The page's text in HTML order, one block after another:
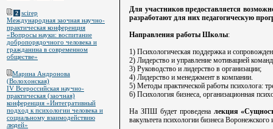
Для участников предоставляется
разработают для них педагогическую
Направления работы Школы:
1) Психологическая поддержка и
2) Лидерство и управление мотивацией
3) Руководство и лидерство в организации;
4) Лидерство и менеджмент в компании.
5) Методы практической работы психолога:
6) Психология бизнеса, организационная
На ЗПШ будет проведена лекция
вакультета психологии бизнеса
2 scirep
Международная заочная научно-
практическая конференция
«Вопросы науки: воспитание
добропорядочного человека и
гражданина в современном
обществе»
Марина Андронова
(Волохонская)
IV Всероссийская научно-
практическая (заочная)
конференция «Интегративный
подход к психологии человека и
социальному взаимодействию
людей»